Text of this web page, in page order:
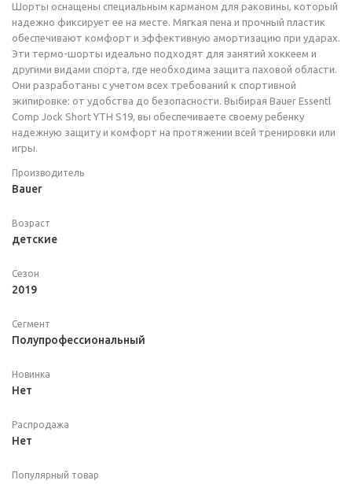
Шорты оснащены специальным карманом для раковины, который
надежно фиксирует ее на месте. Мягкая пена и прочный пластик
обеспечивают комфорт и эффективную амортизацию при ударах.
Эти термо-шорты идеально подходят для занятий хоккеем и
другими видами спорта, где необходима защита паховой области.
Они разработаны с учетом всех требований к спортивной
экипировке: от удобства до безопасности. Выбирая Bauer Essentl
Comp Jock Short YTH S19, вы обеспечиваете своему ребенку
надежную защиту и комфорт на протяжении всей тренировки или
игры.
Производитель
Bauer
Возраст
детские
Сезон
2019
Сегмент
Полупрофессиональный
Новинка
Нет
Распродажа
Нет
Популярный товар